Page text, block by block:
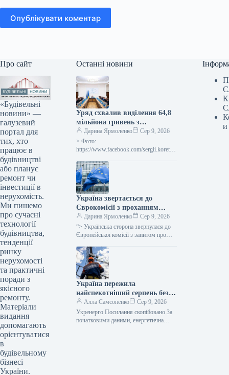
Опублікувати коментар
Про сайт
«Будівельні
новини» —
галузевий
портал для
тих, хто
працює в
будівництві
або планує
ремонт чи
інвестиції в
нерухомість.
Ми пишемо
про сучасні
технології
будівництва,
тенденції
ринку
нерухомості
та практичні
поради з
якісного
ремонту.
Матеріали
видання
допомагають
орієнтуватися
в
будівельному
бізнесі
України.
Останні новини
Уряд схвалив виділення 64,8
мільйона гривень з
державного бюджету для
відновлювальних робіт та
подолання наслідків війни.
Дарина Ярмоленко
Сер 9, 2026
> Фото:
https://www.facebook.com/sergii.koretsk
виділення коштів, запланованих у
державному бюджеті на 2026 рік для
фінансування регіональної політики,
з…
Україна звертається до
Єврокомісії з проханням
надати 220 мільйонів євро для
допомоги
сільськогосподарським
заблоковані порти.
Дарина Ярмоленко
Сер 9, 2026
“> Українська сторона звернулася до
Європейської комісії з запитом про
безповоротної фінансової допомоги.
Ця…
Україна пережила
найспекотніший серпень без
відключень електроенергії –
заявив Шмигаль.
Алла Самсоненко
Сер 9, 2026
Укренерго Посилання скопійовано За
початковими даними, енергетична
и